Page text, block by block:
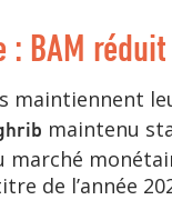
: BAM
maintiennent
maintenu
marché
de l’année